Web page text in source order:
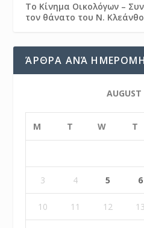
Το Κίνημα Οικολόγων –
τον θάνατο του Ν.
ΆΡΘΡΑ ΑΝΆ
M T W T
3 4 5 6
10 11 12 13